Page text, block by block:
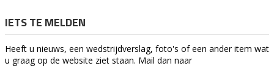
IETS TE MELDEN
Heeft u nieuws, een wedstrijdverslag, foto's of een ander item wat
u graag op de website ziet staan. Mail dan naar